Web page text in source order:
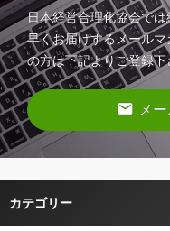
日本経営合理化協会で
早くお届けするメール
の方は下記よりご登録下
email メ
カテゴリー